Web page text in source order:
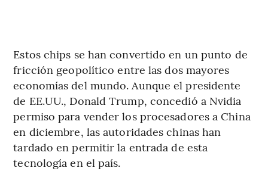
Estos chips se han convertido en un punto de
fricción geopolítico entre las dos mayores
economías del mundo. Aunque el presidente
de EE.UU., Donald Trump, concedió a Nvidia
permiso para vender los procesadores a China
en diciembre, las autoridades chinas han
tardado en permitir la entrada de esta
tecnología en el país.